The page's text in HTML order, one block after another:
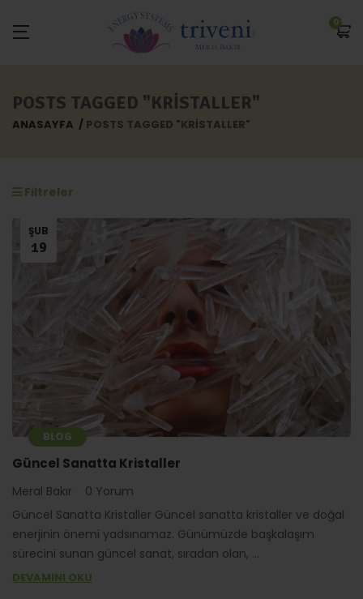
0
POSTS TAGGED "KRISTALLER"
ANASAYFA POSTS TAGGED "KRISTALLER"
Filtreler
BLOG
ŞUB
19
Güncel Sanatta Kristaller
Meral Bakır
0 Yorum
Güncel Sanatta Kristaller Güncel sanatta kristaller ve doğal
enerjinin önemi yadsınamaz. Günümüzde başkalaşım
sürecini sunan güncel sanat, sıradan olan, ...
DEVAMINI OKU